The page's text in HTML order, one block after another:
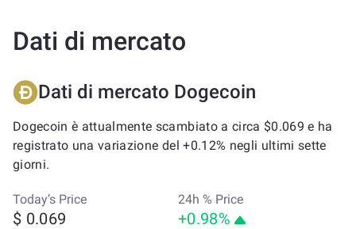
Dati di mercato
Dati di mercato Dogecoin
Dogecoin è attualmente scambiato a circa $0.069 e ha
registrato una variazione del +0.12% negli ultimi sette
giorni.
Today’s Price
$ 0.069
24h % Price
+0.98%